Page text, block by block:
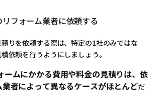
フォーム業者に依頼する
りを依頼する際は、特定の1社のみではな
依頼を行うようにしましょう。
ームにかかる費用や料金の見積りは、依
者によって異なるケースがほとんどだ